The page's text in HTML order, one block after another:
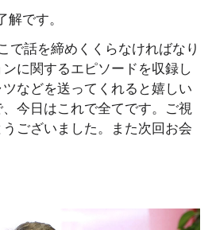
解です。
で話を締めくくらなければなり
に関するエピソードを収録し
などを送ってくれると嬉しい
今日はこれで全てです。ご視
ございました。また次回お会